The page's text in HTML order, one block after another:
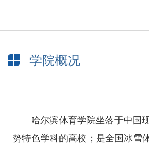
学院概况
哈尔滨体育学院坐落于中国
势特色学科的高校；是全国冰雪